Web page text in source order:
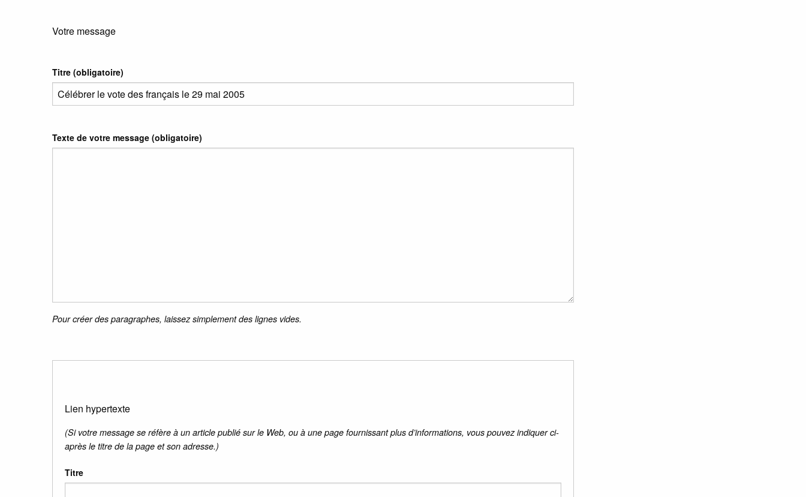
Votre message
Titre (obligatoire)
Texte de votre message (obligatoire)
Pour créer des paragraphes, laissez simplement des lignes vides.
Lien hypertexte
(Si votre message se réfère à un article publié sur le Web, ou à une page fournissant plus d’informations, vous pouvez indiquer ci-
après le titre de la page et son adresse.)
Titre